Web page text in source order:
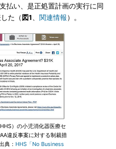
払い、是正処置計画の実行に同
た（ 図1 関連情報）。
）の小児消化器医療セ
違反事案に対する制裁措
典： HHS「No Business